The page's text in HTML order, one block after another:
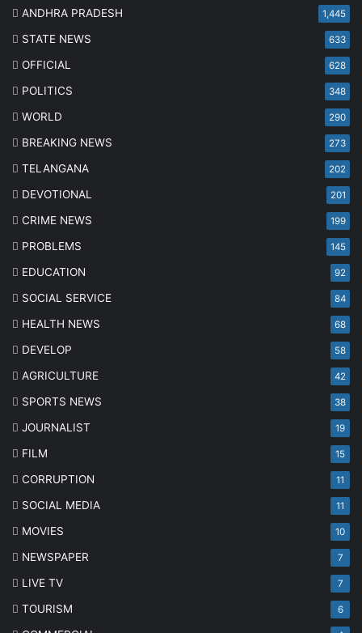
ANDHRA PRADESH 1,445
STATE NEWS 633
OFFICIAL 628
POLITICS 348
WORLD 290
BREAKING NEWS 273
TELANGANA 202
DEVOTIONAL 201
CRIME NEWS 199
PROBLEMS 145
EDUCATION 92
SOCIAL SERVICE 84
HEALTH NEWS 68
DEVELOP 58
AGRICULTURE 42
SPORTS NEWS 38
JOURNALIST 19
FILM 15
CORRUPTION 11
SOCIAL MEDIA 11
MOVIES 10
NEWSPAPER 7
LIVE TV 7
TOURISM 6